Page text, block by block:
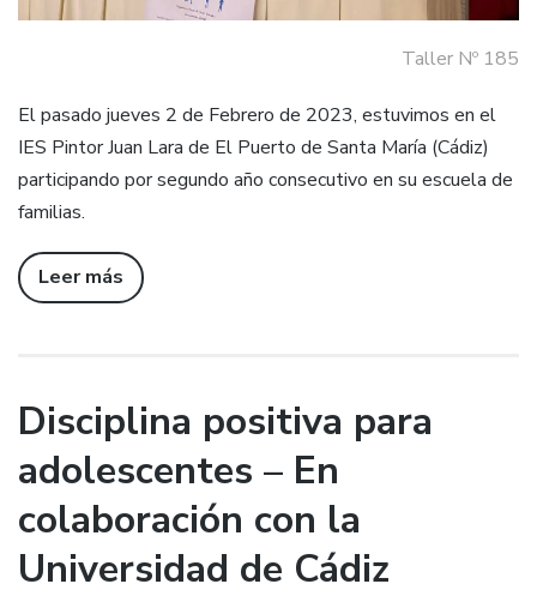
Taller Nº 185
El pasado jueves 2 de Febrero de 2023, estuvimos en el
IES Pintor Juan Lara de El Puerto de Santa María (Cádiz)
participando por segundo año consecutivo en su escuela de
familias.
Leer más
Disciplina positiva para
adolescentes – En
colaboración con la
Universidad de Cádiz